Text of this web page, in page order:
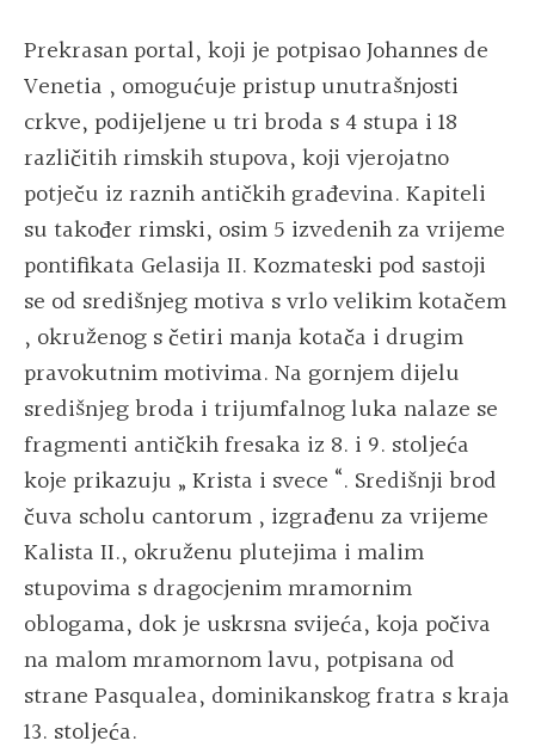
Prekrasan portal, koji je potpisao Johannes de
Venetia , omogućuje pristup unutrašnjosti
crkve, podijeljene u tri broda s 4 stupa i 18
različitih rimskih stupova, koji vjerojatno
potječu iz raznih antičkih građevina. Kapiteli
su također rimski, osim 5 izvedenih za vrijeme
pontifikata Gelasija II. Kozmateski pod sastoji
se od središnjeg motiva s vrlo velikim kotačem
, okruženog s četiri manja kotača i drugim
pravokutnim motivima. Na gornjem dijelu
središnjeg broda i trijumfalnog luka nalaze se
fragmenti antičkih fresaka iz 8. i 9. stoljeća
koje prikazuju „ Krista i svece “. Središnji brod
čuva scholu cantorum , izgrađenu za vrijeme
Kalista II., okruženu plutejima i malim
stupovima s dragocjenim mramornim
oblogama, dok je uskrsna svijeća, koja počiva
na malom mramornom lavu, potpisana od
strane Pasqualea, dominikanskog fratra s kraja
13. stoljeća.